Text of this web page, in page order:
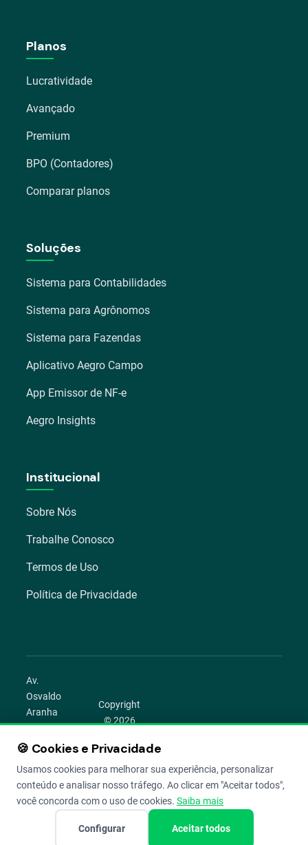
Planos
Lucratividade
Avançado
Premium
BPO (Contadores)
Comparar planos
Soluções
Sistema para Contabilidades
Sistema para Agrônomos
Sistema para Fazendas
Aplicativo Aegro Campo
App Emissor de NF-e
Aegro Insights
Institucional
Sobre Nós
Trabalhe Conosco
Termos de Uso
Política de Privacidade
Av.
Osvaldo
Aranha
1022 –
Bom
Porto
Alegre –
RS
Copyright
© 2026
Todos os
direitos
reservados.
🍪 Cookies e Privacidade
Usamos cookies para melhorar sua experiência, personalizar
conteúdo e analisar nosso tráfego. Ao clicar em "Aceitar todos",
você concorda com o uso de cookies. Saiba mais
Configurar Aceitar todos